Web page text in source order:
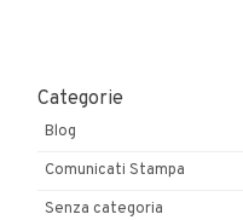
Categorie
Blog
Comunicati Stampa
Senza categoria